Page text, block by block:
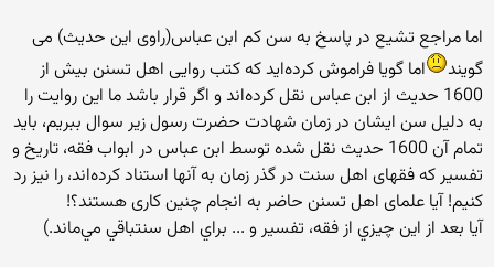
اما مراجع تشیع در پاسخ به سن کم ابن عباس(راوی این حدیث) می
گویند
اما گویا فراموش کرده‌اید که کتب روایی اهل تسنن بیش از
1600 حدیث از ابن عباس نقل کرده‌اند و اگر قرار باشد ما این روایت را
به دلیل سن ایشان در زمان شهادت حضرت رسول زیر سوال ببریم، باید
تمام آن 1600 حدیث نقل شده توسط ابن عباس در ابواب فقه، تاریخ و
تفسیر که فقهای اهل سنت در گذر زمان به آنها استناد کرده‌اند، را نیز رد
کنیم! آیا علمای اهل تسنن حاضر به انجام چنین کاری هستند؟!
آيا بعد از اين چيزي از فقه، تفسير و ... براي اهل سنتباقي مي‌ماند.)